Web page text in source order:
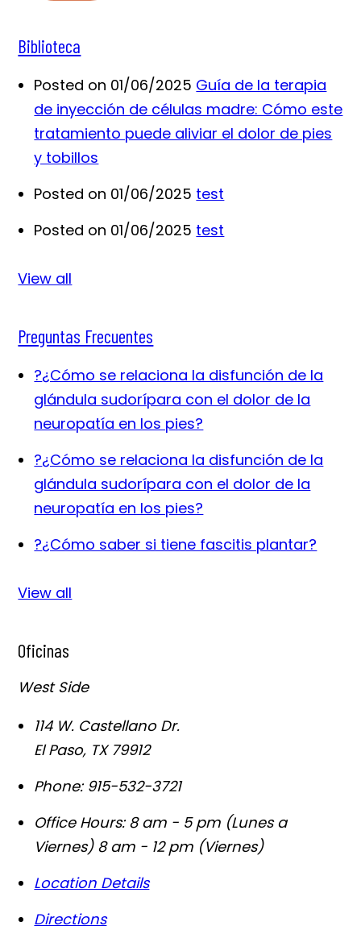
Biblioteca
Posted on 01/06/2025 Guía de la terapia
de inyección de células madre: Cómo este
tratamiento puede aliviar el dolor de pies
y tobillos
Posted on 01/06/2025 test
Posted on 01/06/2025 test
View all
Preguntas Frecuentes
?¿Cómo se relaciona la disfunción de la
glándula sudorípara con el dolor de la
neuropatía en los pies?
?¿Cómo se relaciona la disfunción de la
glándula sudorípara con el dolor de la
neuropatía en los pies?
?¿Cómo saber si tiene fascitis plantar?
View all
Oficinas
West Side
114 W. Castellano Dr.
El Paso, TX 79912
Phone: 915-532-3721
Office Hours: 8 am - 5 pm (Lunes a
Viernes) 8 am - 12 pm (Viernes)
Location Details
Directions